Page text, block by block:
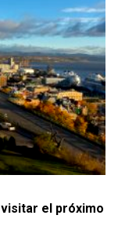
el próximo